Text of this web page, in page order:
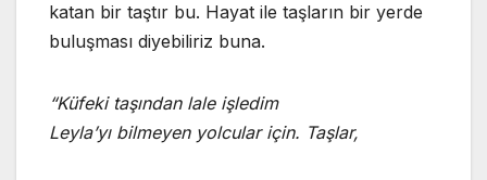
katan bir taştır bu. Hayat ile taşların bir yerde
buluşması diyebiliriz buna.
“Küfeki taşından lale işledim
Leyla’yı bilmeyen yolcular için. Taşlar,